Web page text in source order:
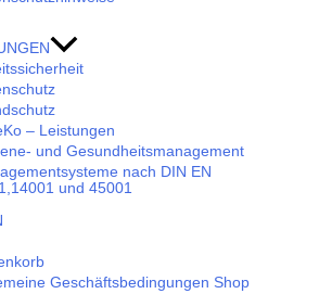
– Leistungen
und Gesundheitsmanagement
nach DIN EN
und 45001
Geschäftsbedingungen Shop